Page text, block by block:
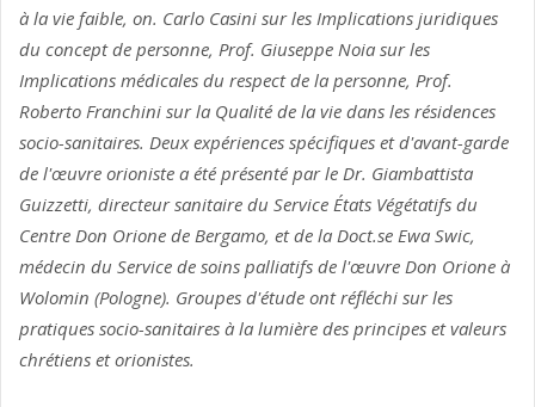
à la vie faible, on. Carlo Casini sur les Implications juridiques
du concept de personne, Prof. Giuseppe Noia sur les
Implications médicales du respect de la personne, Prof.
Roberto Franchini sur la Qualité de la vie dans les résidences
socio-sanitaires. Deux expériences spécifiques et d'avant-garde
de l'œuvre orioniste a été présenté par le Dr. Giambattista
Guizzetti, directeur sanitaire du Service États Végétatifs du
Centre Don Orione de Bergamo, et de la Doct.se Ewa Swic,
médecin du Service de soins palliatifs de l'œuvre Don Orione à
Wolomin (Pologne). Groupes d'étude ont réfléchi sur les
pratiques socio-sanitaires à la lumière des principes et valeurs
chrétiens et orionistes.